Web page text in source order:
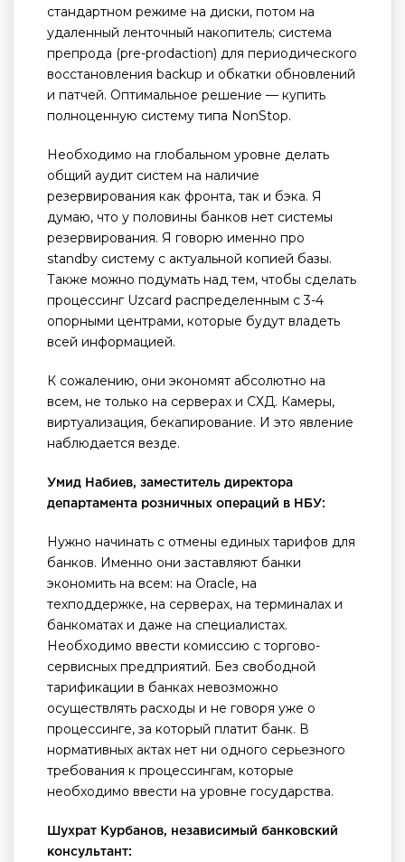
стандартном режиме на диски, потом на
удаленный ленточный накопитель; система
препрода (pre-prodaction) для периодического
восстановления backup и обкатки обновлений
и патчей. Оптимальное решение — купить
полноценную систему типа NonStop.
Необходимо на глобальном уровне делать
общий аудит систем на наличие
резервирования как фронта, так и бэка. Я
думаю, что у половины банков нет системы
резервирования. Я говорю именно про
standby систему с актуальной копией базы.
Также можно подумать над тем, чтобы сделать
процессинг Uzcard распределенным с 3-4
опорными центрами, которые будут владеть
всей информацией.
К сожалению, они экономят абсолютно на
всем, не только на серверах и СХД. Камеры,
виртуализация, бекапирование. И это явление
наблюдается везде.
Умид Набиев, заместитель директора
департамента розничных операций в НБУ:
Нужно начинать с отмены единых тарифов для
банков. Именно они заставляют банки
экономить на всем: на Oracle, на
техподдержке, на серверах, на терминалах и
банкоматах и даже на специалистах.
Необходимо ввести комиссию с торгово-
сервисных предприятий. Без свободной
тарификации в банках невозможно
осуществлять расходы и не говоря уже о
процессинге, за который платит банк. В
нормативных актах нет ни одного серьезного
требования к процессингам, которые
необходимо ввести на уровне государства.
Шухрат Курбанов, независимый банковский
консультант: